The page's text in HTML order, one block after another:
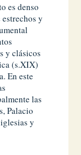
es denso
y
y clásicos
(s.XIX)
En este
las
Palacio
y